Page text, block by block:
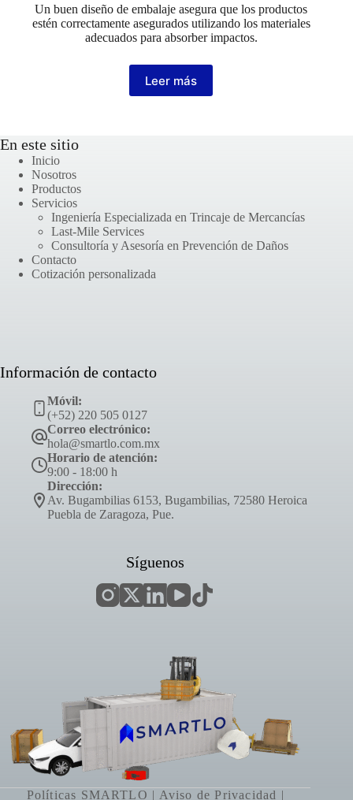
Un buen diseño de embalaje asegura que los productos
estén correctamente asegurados utilizando los materiales
adecuados para absorber impactos.
Leer más
En este sitio
Inicio
Nosotros
Productos
Servicios
Ingeniería Especializada en Trincaje de Mercancías
Last-Mile Services
Consultoría y Asesoría en Prevención de Daños
Contacto
Cotización personalizada
Información de contacto
Móvil:
(+52) 220 505 0127
Correo electrónico:
hola@smartlo.com.mx
Horario de atención:
9:00 - 18:00 h
Dirección:
Av. Bugambilias 6153, Bugambilias, 72580 Heroica
Puebla de Zaragoza, Pue.
Síguenos
Políticas SMARTLO | Aviso de Privacidad |